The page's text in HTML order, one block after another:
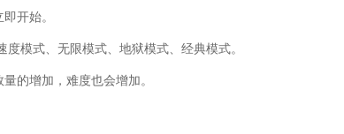
开始。
模式、无限模式、地狱模式、经典模式。
的增加，难度也会增加。